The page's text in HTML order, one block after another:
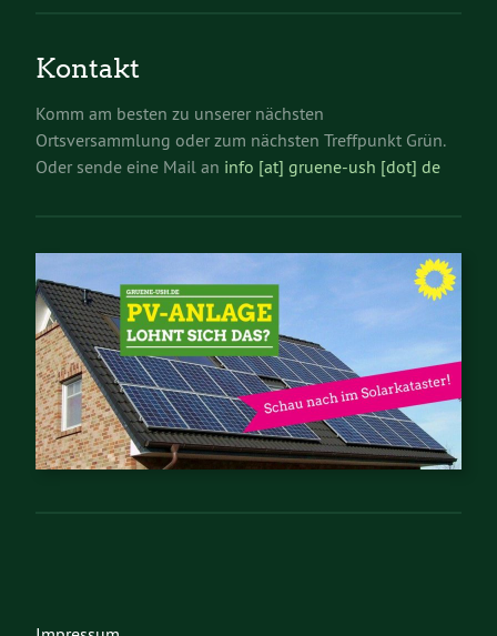
Kontakt
Komm am besten zu unserer nächsten
Ortsversammlung oder zum nächsten Treffpunkt Grün.
Oder sende eine Mail an info [at] gruene-ush [dot] de